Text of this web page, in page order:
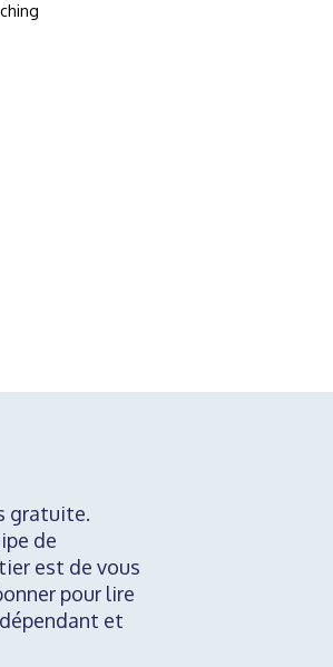
gratuite.
de
est de vous
pour lire
et